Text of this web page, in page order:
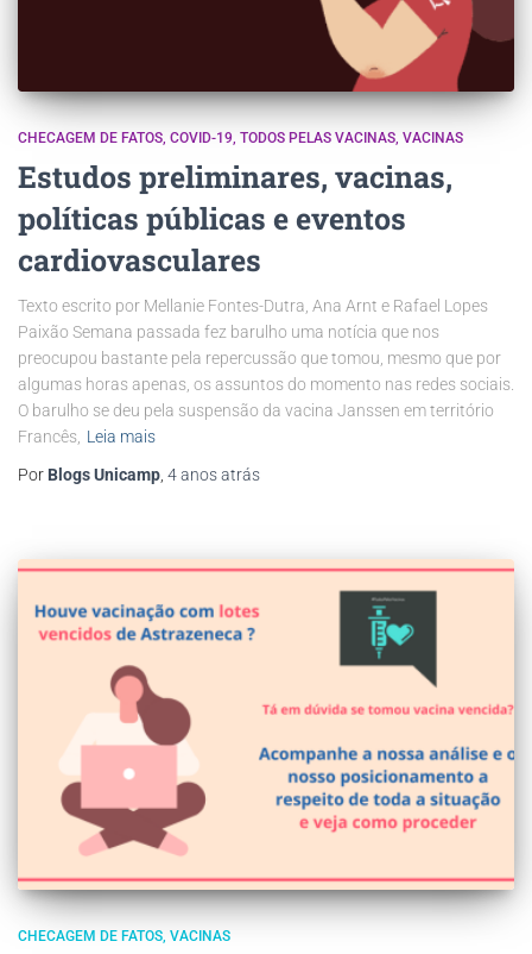
CHECAGEM DE FATOS COVID-19 TODOS PELAS VACINAS VACINAS
Estudos preliminares, vacinas,
políticas públicas e eventos
cardiovasculares
Texto escrito por Mellanie Fontes-Dutra, Ana Arnt e Rafael Lopes
Paixão Semana passada fez barulho uma notícia que nos
preocupou bastante pela repercussão que tomou, mesmo que por
algumas horas apenas, os assuntos do momento nas redes sociais.
O barulho se deu pela suspensão da vacina Janssen em território
Francês, Leia mais
Por Blogs Unicamp 4 anosatrás
CHECAGEM DE FATOS VACINAS